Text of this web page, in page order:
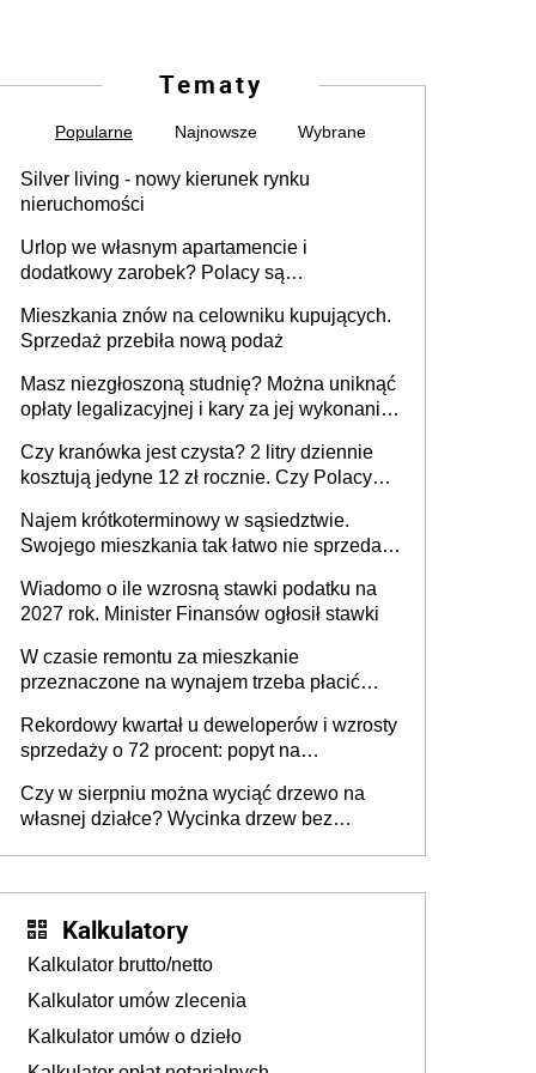
Tematy
Popularne Najnowsze Wybrane
Silver living - nowy kierunek rynku
nieruchomości
Urlop we własnym apartamencie i
dodatkowy zarobek? Polacy są
Mieszkania znów na celowniku kupujących.
Sprzedaż przebiła nową podaż
Masz niezgłoszoną studnię? Można uniknąć
opłaty legalizacyjnej i kary za jej wykonanie,
Czy kranówka jest czysta? 2 litry dziennie
kosztują jedyne 12 zł rocznie. Czy Polacy
Najem krótkoterminowy w sąsiedztwie.
Swojego mieszkania tak łatwo nie sprzedaż
Wiadomo o ile wzrosną stawki podatku na
2027 rok. Minister Finansów ogłosił stawki
W czasie remontu za mieszkanie
przeznaczone na wynajem trzeba płacić
realizuje w nim potrzeb mieszkaniowych
Rekordowy kwartał u deweloperów i wzrosty
sprzedaży o 72 procent: popyt na
Czy w sierpniu można wyciąć drzewo na
własnej działce? Wycinka drzew bez
Kalkulatory
Kalkulator brutto/netto
Kalkulator umów zlecenia
Kalkulator umów o dzieło